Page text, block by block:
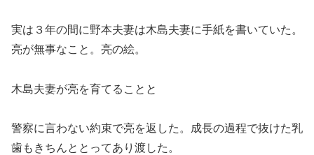
実は３年の間に野本夫妻は木島夫妻に手紙を書いていた。
亮が無事なこと。亮の絵。
木島夫妻が亮を育てることと
警察に言わない約束で亮を返した。成長の過程で抜けた乳
歯もきちんととってあり渡した。